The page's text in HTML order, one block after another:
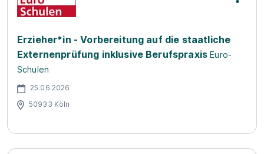
Erzieher*in - Vorbereitung auf die staatliche
Externenprüfung inklusive Berufspraxis Euro-
Schulen
25.06.2026
50933 Köln